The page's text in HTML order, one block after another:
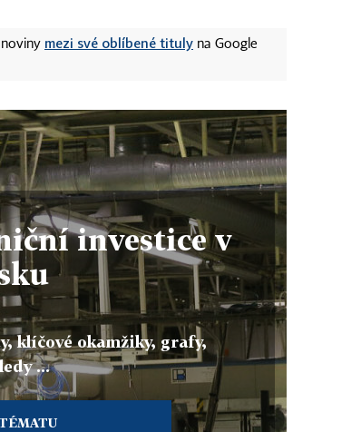
mezi své oblíbené tituly na Google
investice v
klíčové okamžiky, grafy,
...